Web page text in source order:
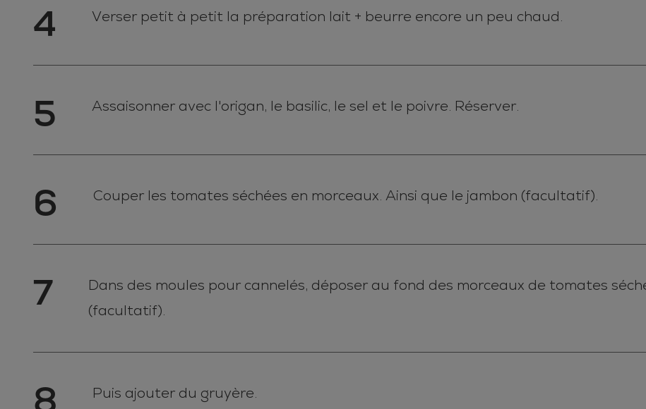
4 Verser petit à petit la préparation lait + beurre encore un peu chaud.
5 Assaisonner avec l'origan, le basilic, le sel et le poivre. Réserver.
6 Couper les tomates séchées en morceaux. Ainsi que le jambon (facultatif).
7
Dans des moules pour cannelés, déposer au fond des morceaux de tomates
(facultatif).
Puis ajouter du gruyère.